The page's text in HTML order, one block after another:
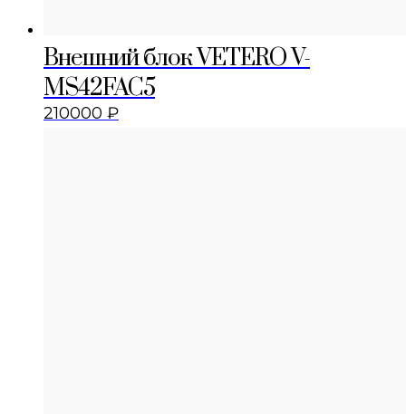
Внешний блок VETERO V-
MS42FAC5
210000 ₽